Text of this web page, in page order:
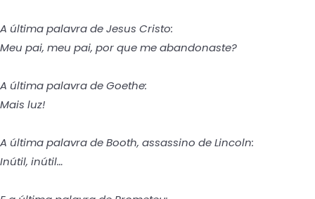
A última palavra de Jesus Cristo:
Meu pai, meu pai, por que me abandonaste?
A última palavra de Goethe:
Mais luz!
A última palavra de Booth, assassino de Lincoln:
Inútil, inútil…